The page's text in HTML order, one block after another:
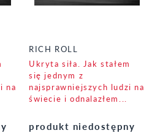
na
RICH ROLL
Ukryta siła. Jak stałem
się jednym z
najsprawniejszych ludzi na
świecie i odnalazłem...
produkt niedostępny